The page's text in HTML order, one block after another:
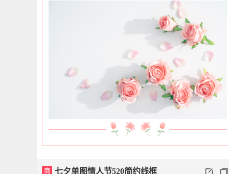
商 七夕单图情人节520简约线框